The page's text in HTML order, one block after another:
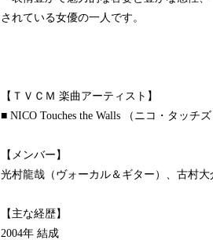
されている女優の一人です。
【ＴＶＣＭ 楽曲アーティスト】
■ NICO Touches the Walls （ニコ・タッチ
【メンバー】
光村龍哉（ヴォーカル＆ギター）、古村
【主な経歴】
2004年 結成